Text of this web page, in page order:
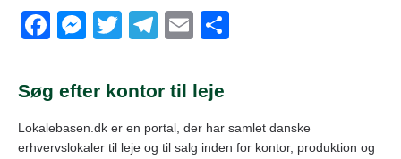
F
c
e
b
M
ss
n
T
tt
T
e
a
E
ail
Søg efter kontor til leje
Lokalebasen.dk er en portal, der har samlet danske
erhvervslokaler til leje og til salg inden for kontor, produktion og